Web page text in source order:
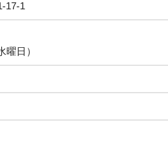
17-1
曜日）